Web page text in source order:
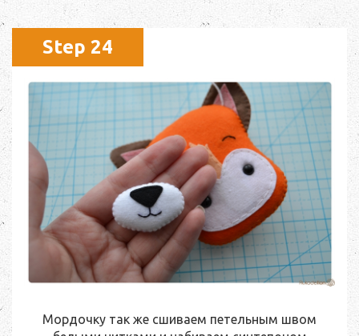
Step 24
Мордочку так же сшиваем петельным швом